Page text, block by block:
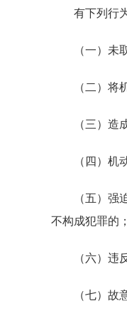
有下列行
（一）
（二）将
（三）造
（四）机
（五）
不构成犯罪的；
（六）违
（七）故